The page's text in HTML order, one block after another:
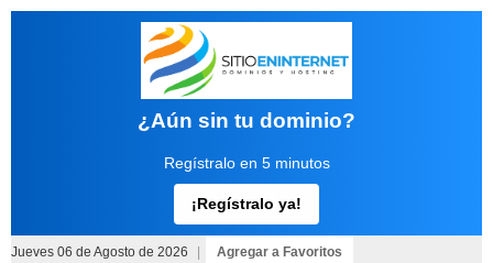
¿Aún sin tu dominio?
Regístralo en 5 minutos
¡Regístralo ya!
Jueves 06 de Agosto de 2026 Agregar a Favoritos